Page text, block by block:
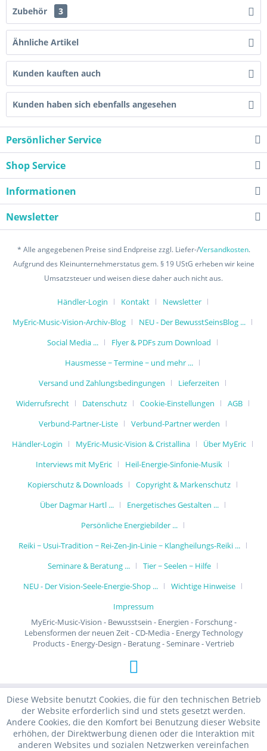
Zubehör 3
Ähnliche Artikel
Kunden kauften auch
Kunden haben sich ebenfalls angesehen
Persönlicher Service
Shop Service
Informationen
Newsletter
* Alle angegebenen Preise sind Endpreise zzgl. Liefer-/Versandkosten.
Aufgrund des Kleinunternehmerstatus gem. § 19 UStG erheben wir keine
Umsatzsteuer und weisen diese daher auch nicht aus.
Händler-Login Kontakt
Newsletter
MyEric-Music-Vision-Archiv-Blog
NEU - Der BewusstSeinsBlog ...
Social Media ...
Flyer & PDFs zum Download
Hausmesse ~ Termine ~ und mehr ...
Versand und Zahlungsbedingungen
Lieferzeiten
Widerrufsrecht
Datenschutz Cookie-Einstellungen
AGB
Verbund-Partner-Liste
Verbund-Partner werden
Händler-Login
MyEric-Music-Vision & Cristallina
Über MyEric
Interviews mit MyEric
Heil-Energie-Sinfonie-Musik
Kopierschutz & Downloads
Copyright & Markenschutz
Über Dagmar Hartl ...
Energetisches Gestalten ...
Persönliche Energiebilder ...
Reiki ~ Usui-Tradition ~ Rei-Zen-Jin-Linie ~ Klangheilungs-Reiki ...
Seminare & Beratung ...
Tier ~ Seelen ~ Hilfe
NEU - Der Vision-Seele-Energie-Shop ...
Wichtige Hinweise
Impressum
MyEric-Music-Vision - Bewusstsein - Energien - Forschung -
Lebensformen der neuen Zeit - CD-Media - Energy Technology
Products - Energy-Design - Beratung - Seminare - Vertrieb
Diese Website benutzt Cookies, die für den technischen Betrieb
der Website erforderlich sind und stets gesetzt werden.
Andere Cookies, die den Komfort bei Benutzung dieser Website
erhöhen, der Direktwerbung dienen oder die Interaktion mit
anderen Websites und sozialen Netzwerken vereinfachen